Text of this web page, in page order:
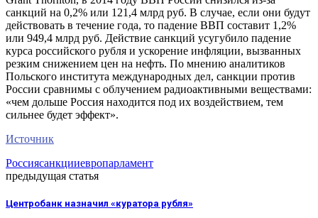
санкций на 0,2% или 121,4 млрд руб. В случае, если они будут
действовать в течение года, то падение ВВП составит 1,2%
или 949,4 млрд руб. Действие санкций усугубило падение
курса российского рубля и ускорение инфляции, вызванных
резким снижением цен на нефть. По мнению аналитиков
Польского института международных дел, санкции против
России сравнимы с облучением радиоактивными веществами:
«чем дольше Россия находится под их воздействием, тем
сильнее б​удет эффект».
Источник
Россиясанкцииевропарламент
предыдущая статья
Центробанк назначил «куратора рубля»